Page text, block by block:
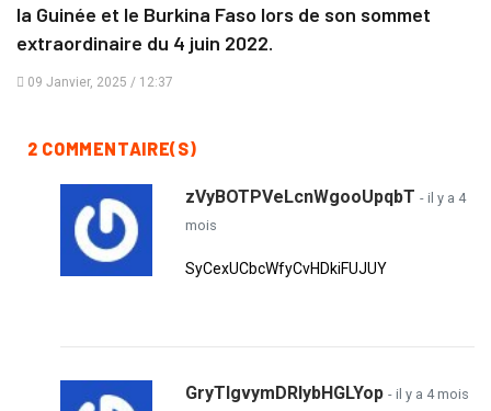
la Guinée et le Burkina Faso lors de son sommet
extraordinaire du 4 juin 2022.
09 Janvier, 2025 / 12:37
2 COMMENTAIRE(S)
zVyBOTPVeLcnWgooUpqbT - il y a 4
mois
SyCexUCbcWfyCvHDkiFUJUY
GryTlgvymDRlybHGLYop - il y a 4 mois